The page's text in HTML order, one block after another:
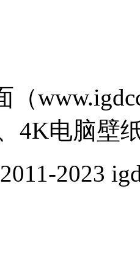
（
4K电脑壁
2023